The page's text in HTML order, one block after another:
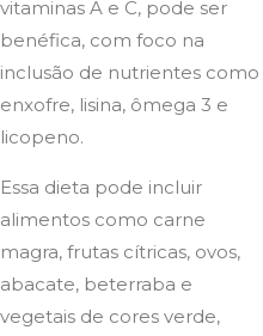
vitaminas A e C, pode ser
benéfica, com foco na
inclusão de nutrientes como
enxofre, lisina, ômega 3 e
licopeno.
Essa dieta pode incluir
alimentos como carne
magra, frutas cítricas, ovos,
abacate, beterraba e
vegetais de cores verde,